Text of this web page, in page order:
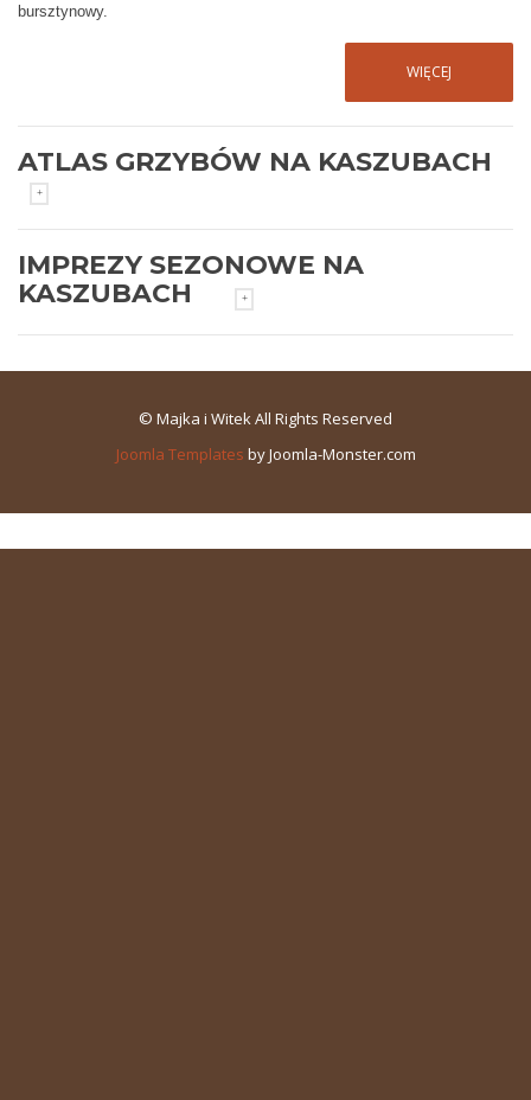
bursztynowy.
WIĘCEJ
ATLAS GRZYBÓW NA KASZUBACH
IMPREZY SEZONOWE NA
KASZUBACH
Co roku od pierwszego majowego weekendu do
© Majka i Witek All Rights Reserved
Joomla Templates by Joomla-Monster.com